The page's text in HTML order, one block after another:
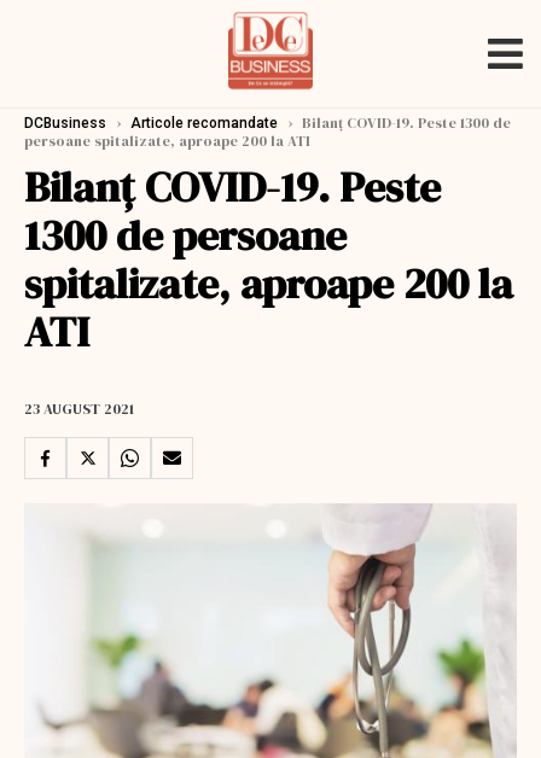
DCBusiness › Articole recomandate › Bilanț COVID-19. Peste 1300 de
persoane spitalizate, aproape 200 la ATI
Bilanț COVID-19. Peste
1300 de persoane
spitalizate, aproape 200 la
ATI
23 AUGUST 2021